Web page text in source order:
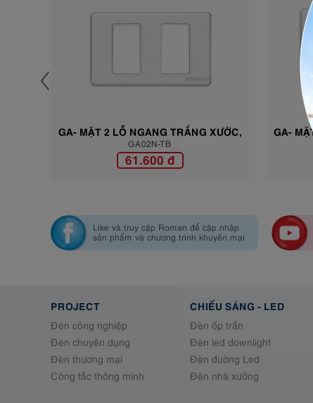
TRẮNG XƯỚC,
GA- MẶT 3 LỖ NGANG TRẮNG XƯỚC,
KHUNG VIỀN BẠC BÓNG GA03N-TB
Like và truy cập Roman để cập nhập
sản phẩm và chương trình khuyến mại
PROJECT
Đèn công nghiệp
Đèn chuyên dụng
Đèn thương mại
Công tắc thông minh
CHIẾU SÁNG - LED
Đèn ốp trần
Đèn led downlight
Đèn đường Led
Đèn nhà xưởng